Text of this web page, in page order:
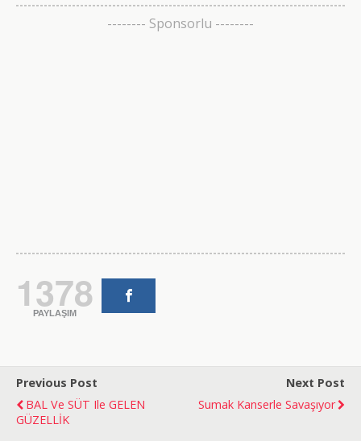
-------- Sponsorlu --------
1378
PAYLAŞIM
Previous Post
BAL Ve SÜT Ile GELEN
GÜZELLİK
Next Post
Sumak Kanserle Savaşıyor